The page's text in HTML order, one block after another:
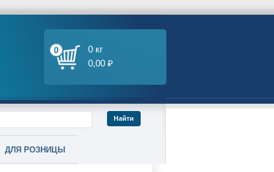
0
0 кг
0,00 ₽
ДЛЯ РОЗНИЦЫ